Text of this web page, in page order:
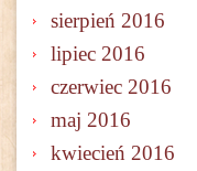
sierpień 2016
lipiec 2016
czerwiec 2016
maj 2016
kwiecień 2016